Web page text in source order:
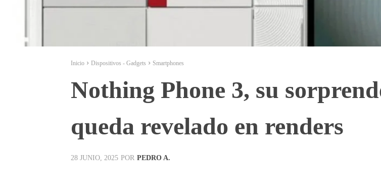
Inicio Dispositivos - Gadgets Smartphones
Nothing Phone 3, su
queda revelado en renders
28 JUNIO, 2025 POR PEDRO A.